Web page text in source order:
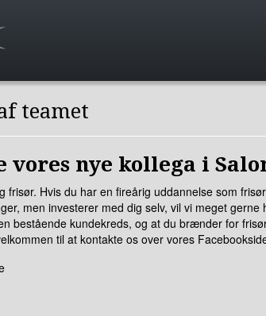
teamet
nye kollega i
frisør. Hvis du har en fireårig uddannelse som
men investerer med dig selv, vil vi meget gerne
bestående kundekreds, og at du brænder for
til at kontakte os over vores